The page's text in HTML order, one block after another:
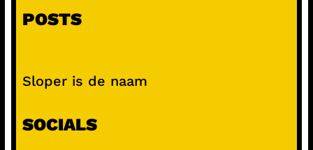
POSTS
Sloper is de naam
SOCIALS